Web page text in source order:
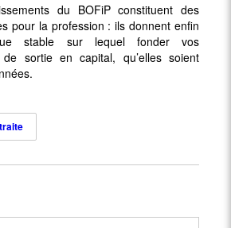
du BOFiP constituent des
pour la profession : ils donnent enfin
stable sur lequel fonder vos
de sortie en capital, qu’elles soient